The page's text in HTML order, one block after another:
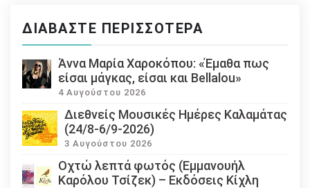
ΔΙΑΒΆΣΤΕ ΠΕΡΙΣΣΌΤΕΡΑ
Άννα Μαρία Χαροκόπου: «Έμαθα πως
είσαι μάγκας, είσαι και Bellalou»
4 Αυγούστου 2026
Διεθνείς Μουσικές Ημέρες Καλαμάτας
(24/8-6/9-2026)
3 Αυγούστου 2026
Οχτώ λεπτά φωτός (Εμμανουήλ
Καρόλου Τσίζεκ) – Εκδόσεις Κίχλη